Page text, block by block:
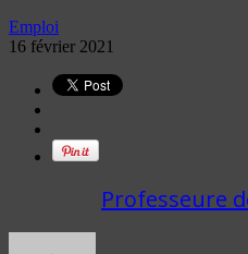
Emploi
16 février 2021
Professeure